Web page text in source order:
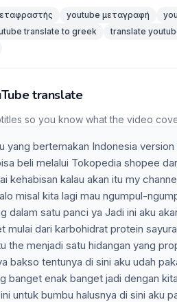
youtube μεταγραφή
translate to greek translate
translate
so you know what the video
yang bertemakan Indonesia
beli melalui Tokopedia shopee
kehabisan kalau akan itu my
misal kita lagi mau ngumpul-
dalam satu panci ya Jadi ini aku
mulai dari karbohidrat protein
the menjadi satu hidangan yang
bakso tentunya di sini aku udah
banget enak banget jadi dengan
untuk bumbu halusnya di sini aku